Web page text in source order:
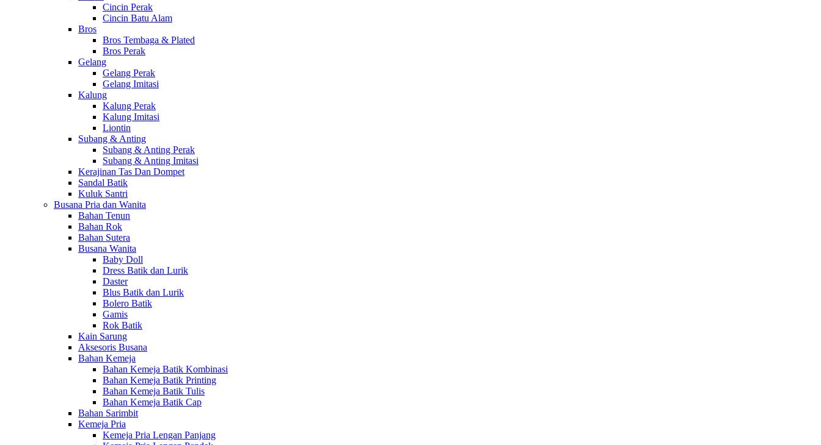
Cincin Perak
Cincin Batu Alam
Bros
Bros Tembaga & Plated
Bros Perak
Gelang
Gelang Perak
Gelang Imitasi
Kalung
Kalung Perak
Kalung Imitasi
Liontin
Subang & Anting
Subang & Anting Perak
Subang & Anting Imitasi
Kerajinan Tas Dan Dompet
Sandal Batik
Kuluk Santri
Busana Pria dan Wanita
Bahan Tenun
Bahan Rok
Bahan Sutera
Busana Wanita
Baby Doll
Dress Batik dan Lurik
Daster
Blus Batik dan Lurik
Bolero Batik
Gamis
Rok Batik
Kain Sarung
Aksesoris Busana
Bahan Kemeja
Bahan Kemeja Batik Kombinasi
Bahan Kemeja Batik Printing
Bahan Kemeja Batik Tulis
Bahan Kemeja Batik Cap
Bahan Sarimbit
Kemeja Pria
Kemeja Pria Lengan Panjang